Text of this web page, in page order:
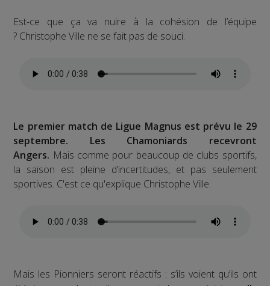
Est-ce que ça va nuire à la cohésion de l’équipe
? Christophe Ville ne se fait pas de souci.
Le premier match de Ligue Magnus est prévu le 29
septembre. Les Chamoniards recevront
Angers. Mais comme pour beaucoup de clubs sportifs,
la saison est pleine d’incertitudes, et pas seulement
sportives. C'est ce qu'explique Christophe Ville.
Mais les Pionniers seront réactifs : s’ils voient qu’ils ont